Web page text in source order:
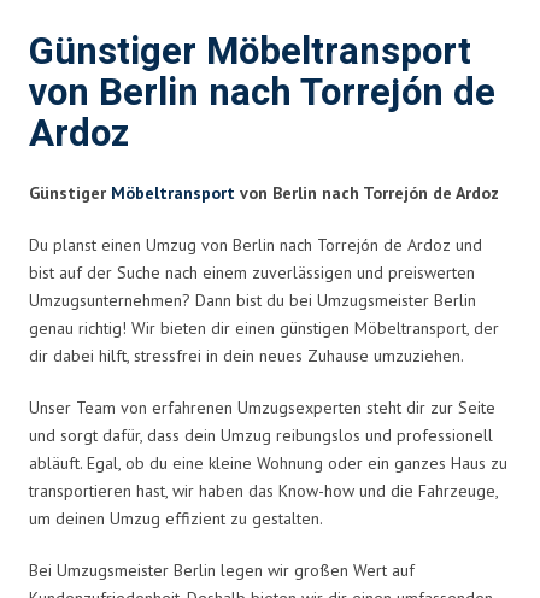
Günstiger Möbeltransport
von Berlin nach Torrejón de
Ardoz
Günstiger Möbeltransport von Berlin nach Torrejón de Ardoz
Du planst einen Umzug von Berlin nach Torrejón de Ardoz und
bist auf der Suche nach einem zuverlässigen und preiswerten
Umzugsunternehmen? Dann bist du bei Umzugsmeister Berlin
genau richtig! Wir bieten dir einen günstigen Möbeltransport, der
dir dabei hilft, stressfrei in dein neues Zuhause umzuziehen.
Unser Team von erfahrenen Umzugsexperten steht dir zur Seite
und sorgt dafür, dass dein Umzug reibungslos und professionell
abläuft. Egal, ob du eine kleine Wohnung oder ein ganzes Haus zu
transportieren hast, wir haben das Know-how und die Fahrzeuge,
um deinen Umzug effizient zu gestalten.
Bei Umzugsmeister Berlin legen wir großen Wert auf